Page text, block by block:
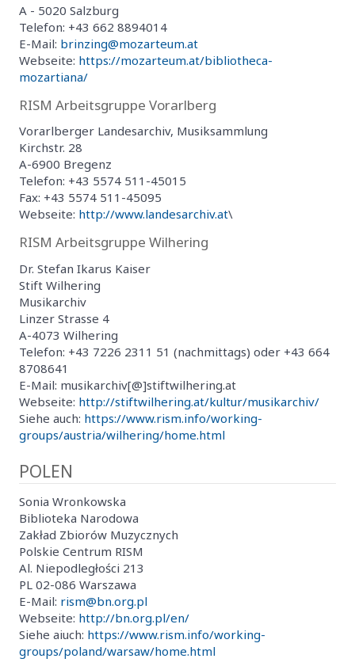
A - 5020 Salzburg
Telefon: +43 662 8894014
E-Mail: brinzing@mozarteum.at
Webseite: https://mozarteum.at/bibliotheca-
mozartiana/
RISM Arbeitsgruppe Vorarlberg
Vorarlberger Landesarchiv, Musiksammlung
Kirchstr. 28
A-6900 Bregenz
Telefon: +43 5574 511-45015
Fax: +43 5574 511-45095
Webseite: http://www.landesarchiv.at\
RISM Arbeitsgruppe Wilhering
Dr. Stefan Ikarus Kaiser
Stift Wilhering
Musikarchiv
Linzer Strasse 4
A-4073 Wilhering
Telefon: +43 7226 2311 51 (nachmittags) oder +43 664
8708641
E-Mail: musikarchiv[@]stiftwilhering.at
Webseite: http://stiftwilhering.at/kultur/musikarchiv/
Siehe auch: https://www.rism.info/working-
groups/austria/wilhering/home.html
POLEN
Sonia Wronkowska
Biblioteka Narodowa
Zakład Zbiorów Muzycznych
Polskie Centrum RISM
Al. Niepodległości 213
PL 02-086 Warszawa
E-Mail: rism@bn.org.pl
Webseite: http://bn.org.pl/en/
Siehe aiuch: https://www.rism.info/working-
groups/poland/warsaw/home.html